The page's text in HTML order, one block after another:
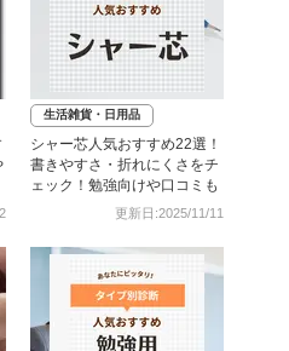
生活雑貨・日用品
シャー芯人気おすすめ22選！
書きやすさ・折れにくさをチ
ェック！勉強向けや口コミも
更新日:2025/11/11